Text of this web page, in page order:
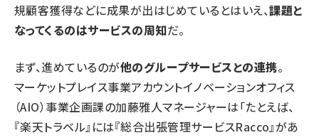
規顧客獲得などに成果が出はじめているとはいえ、課題と
なってくるのはサービスの周知だ。
まず、進めているのが他のグループサービスとの連携。
マーケットプレイス事業アカウントイノベーションオフィス
（AIO）事業企画課の加藤雅人マネージャーは「たとえば、
『楽天トラベル』には『総合出張管理サービスRacco』があ